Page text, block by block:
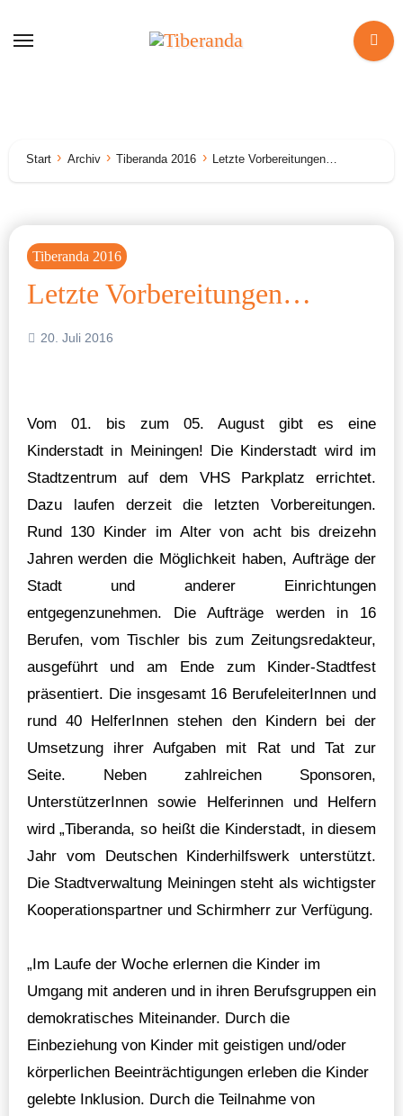
Inhalt
Start Archiv Tiberanda 2016 Letzte Vorbereitungen…
Tiberanda 2016
Letzte Vorbereitungen…
20. Juli 2016
Vom 01. bis zum 05. August gibt es eine
Kinderstadt in Meiningen! Die Kinderstadt wird im
Stadtzentrum auf dem VHS Parkplatz errichtet.
Dazu laufen derzeit die letzten Vorbereitungen.
Rund 130 Kinder im Alter von acht bis dreizehn
Jahren werden die Möglichkeit haben, Aufträge der
Stadt und anderer Einrichtungen
entgegenzunehmen. Die Aufträge werden in 16
Berufen, vom Tischler bis zum Zeitungsredakteur,
ausgeführt und am Ende zum Kinder-Stadtfest
präsentiert. Die insgesamt 16 BerufeleiterInnen und
rund 40 HelferInnen stehen den Kindern bei der
Umsetzung ihrer Aufgaben mit Rat und Tat zur
Seite. Neben zahlreichen Sponsoren,
UnterstützerInnen sowie Helferinnen und Helfern
wird „Tiberanda, so heißt die Kinderstadt, in diesem
Jahr vom Deutschen Kinderhilfswerk unterstützt.
Die Stadtverwaltung Meiningen steht als wichtigster
Kooperationspartner und Schirmherr zur Verfügung.
„Im Laufe der Woche erlernen die Kinder im
Umgang mit anderen und in ihren Berufsgruppen ein
demokratisches Miteinander. Durch die
Einbeziehung von Kinder mit geistigen und/oder
körperlichen Beeinträchtigungen erleben die Kinder
gelebte Inklusion. Durch die Teilnahme von